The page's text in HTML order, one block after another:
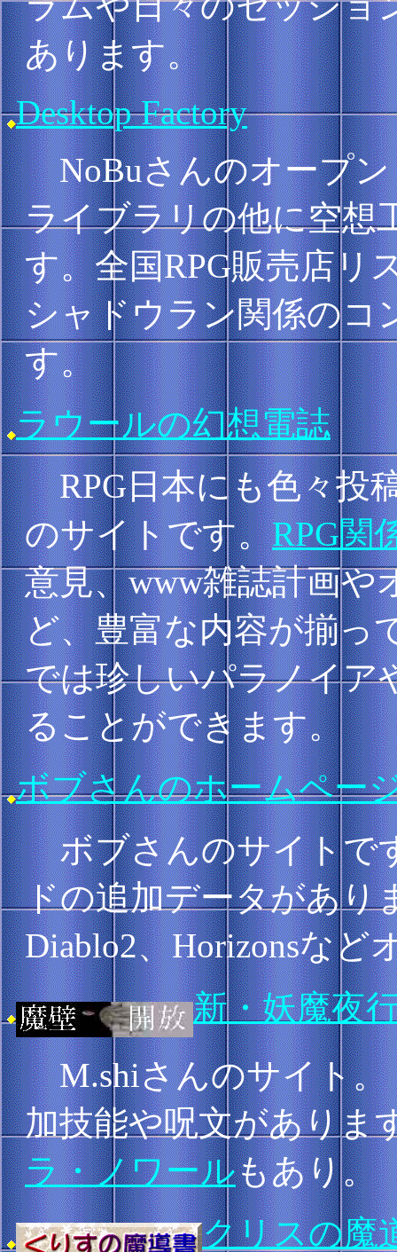
あります。
Desktop Factory
NoBuさんのオープン
ライブラリの他に空想
す。全国RPG販売店リ
シャドウラン関係のコ
す。
ラウールの幻想電誌
RPG日本にも色々投
のサイトです。RPG関
意見、www雑誌計画や
ど、豊富な内容が揃っ
では珍しいパラノイア
ることができます。
ボブさんのホームペー
ボブさんのサイトで
ドの追加データがあり
Diablo2、Horizonsなど
新・妖魔夜
M.shiさんのサイト。
加技能や呪文がありま
ラ・ノワールもあり。
クリスの魔